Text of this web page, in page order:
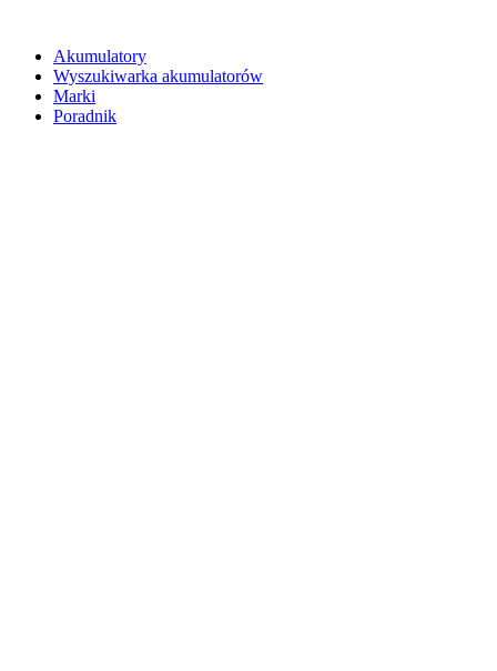
Akumulatory
Wyszukiwarka akumulatorów
Marki
Poradnik